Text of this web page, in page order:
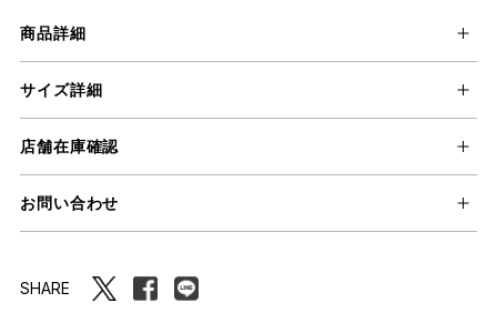
商品詳細
サイズ詳細
店舗在庫確認
お問い合わせ
SHARE